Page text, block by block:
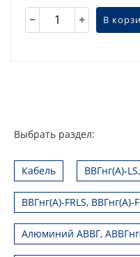
В
Выбрать раздел:
Кабель ВВГнг(А)-
ВВГнг(А)-FRLS, ВВГнг(А)-
Алюминий АВВГ,